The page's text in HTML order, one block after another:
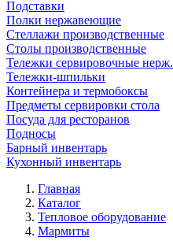
Подставки
Полки нержавеющие
Стеллажи производственные
Столы производственные
Тележки сервировочные нерж.
Тележки-шпильки
Контейнера и термобоксы
Предметы сервировки стола
Посуда для ресторанов
Подносы
Барный инвентарь
Кухонный инвентарь
Главная
Каталог
Тепловое оборудование
Мармиты